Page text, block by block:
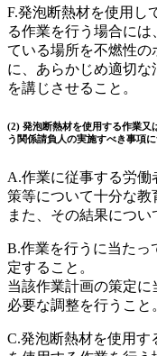
F.発泡断熱材を使用し
る作業を行う場合に
ている場所を不燃性の
に、あらかじめ適切
を講じさせること。
(2) 発泡断熱材を使用する作業又
う関係請負人の実施すべき事項
A.作業に従事する労
策等について十分な教
また、その結果につい
B.作業を行うに当たっ
定すること。
当該作業計画の策定に
必要な調整を行うこと
C.発泡断熱材を使用